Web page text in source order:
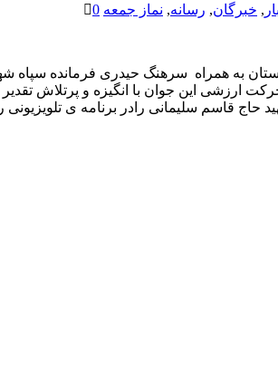
, خبرگان, رسانه, نماز جمعه 0
به همراه سرهنگ حیدری فرمانده سپاه
ارزشی این جوان با انگیزه و پرتلاش
حاج قاسم سلیمانی رادر برنامه ی تلویزیونی